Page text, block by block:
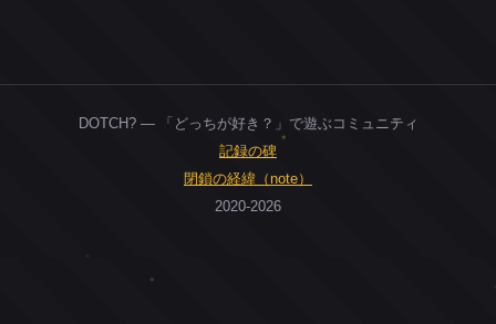
ユーザー
DOTCH? — 「どっちが好き？」で遊ぶコミュニティ
記録の碑
閉鎖の経緯（note）
2020-2026